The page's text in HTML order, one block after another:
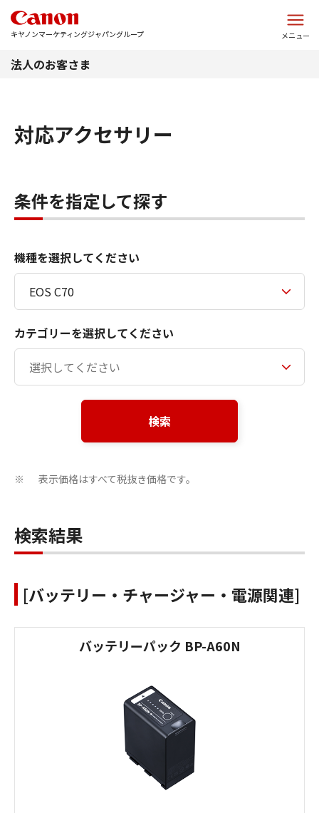
キヤノンマーケティングジャパングループ メニュー
法人のお客さま
対応アクセサリー
条件を指定して探す
機種を選択してください
カテゴリーを選択してください
検索
※ 表示価格はすべて税抜き価格です。
検索結果
[バッテリー・チャージャー・電源関連]
バッテリーパック BP-A60N